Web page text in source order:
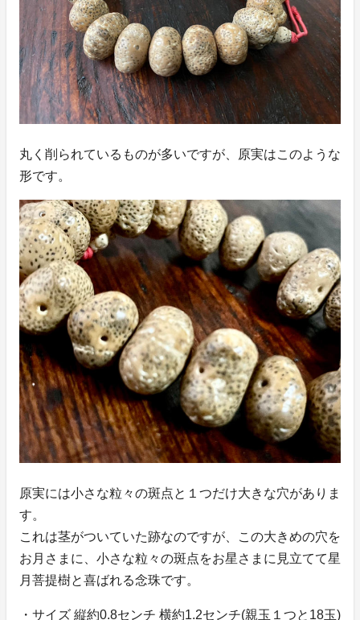
丸く削られているものが多いですが、原実はこのような
形です。
原実には小さな粒々の斑点と１つだけ大きな穴がありま
す。
これは茎がついていた跡なのですが、この大きめの穴を
お月さまに、小さな粒々の斑点をお星さまに見立てて星
月菩提樹と喜ばれる念珠です。
・サイズ 縦約0.8センチ 横約1.2センチ(親玉１つと18玉)